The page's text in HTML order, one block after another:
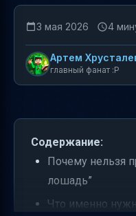
3 мая 2026 4
Артем
главный фанат :P
Содержание:
Почему нельзя
лошадь”
Что именно